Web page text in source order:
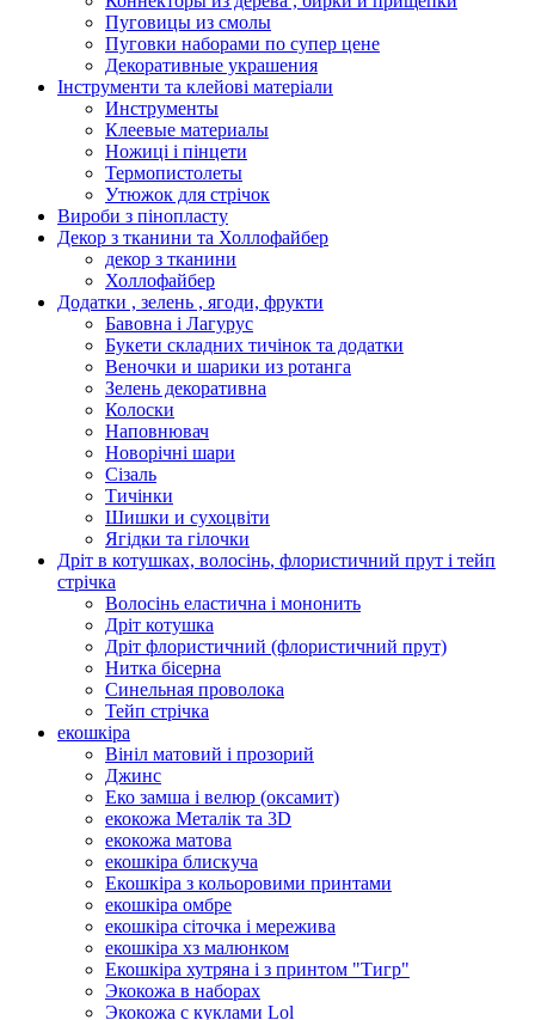
Пуговицы из смолы
Пуговки наборами по супер цене
Декоративные украшения
Інструменти та клейові матеріали
Инструменты
Клеевые материалы
Ножиці і пінцети
Термопистолеты
Утюжок для стрічок
Вироби з пінопласту
Декор з тканини та Холлофайбер
декор з тканини
Холлофайбер
Додатки , зелень , ягоди, фрукти
Бавовна і Лагурус
Букети складних тичінок та додатки
Веночки и шарики из ротанга
Зелень декоративна
Колоски
Наповнювач
Новорічні шари
Сізаль
Тичінки
Шишки и сухоцвіти
Ягідки та гілочки
Дріт в котушках, волосінь, флористичний прут і тейп
стрічка
Волосінь еластична і мононить
Дріт котушка
Дріт флористичний (флористичний прут)
Нитка бісерна
Синельная проволока
Тейп стрічка
екошкіра
Вініл матовий і прозорий
Джинс
Еко замша і велюр (оксамит)
екокожа Металік та 3D
екокожа матова
екошкіра блискуча
Екошкіра з кольоровими принтами
екошкіра омбре
екошкіра сіточка і мережива
екошкіра хз малюнком
Екошкіра хутряна і з принтом "Тигр"
Экокожа в наборах
Экокожа с куклами Lol